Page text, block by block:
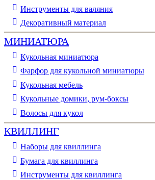
Инструменты для валяния
Декоративный материал
МИНИАТЮРА
Кукольная миниатюра
Фарфор для кукольной миниатюры
Кукольная мебель
Кукольные домики, рум-боксы
Волосы для кукол
КВИЛЛИНГ
Наборы для квиллинга
Бумага для квиллинга
Инструменты для квиллинга